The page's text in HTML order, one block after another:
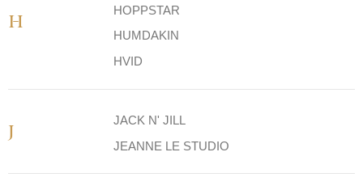
H
HOPPSTAR
HUMDAKIN
HVID
J
JACK N' JILL
JEANNE LE STUDIO